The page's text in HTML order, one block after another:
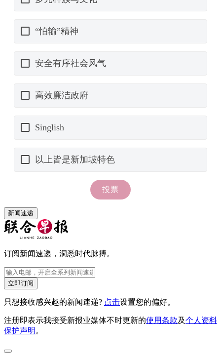
新闻速递
订阅新闻速递，洞悉时代脉搏。
立即订阅
只想接收感兴趣的新闻速递? 点击设置您的偏好。
注册即表示我接受新报业媒体不时更新的使用条款及个人资料
保护声明 。